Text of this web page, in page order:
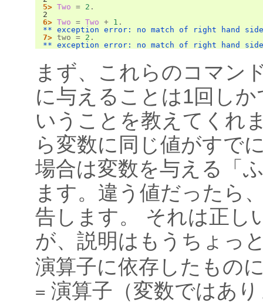
5> Two = 2 .
2
6> Two = Two + 1 .
** exception error: no match of right hand
7> two = 2 .
** exception error: no match of right hand
まず、これらのコマン
に与えることは1回し
いうことを教えてくれ
ら変数に同じ値がすで
場合は変数を与える「
ます。違う値だったら
告します。 それは正し
が、説明はもうちょっ
演算子に依存したもの
= 演算子（変数ではあ